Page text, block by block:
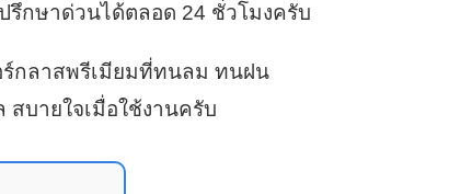
กษาด่วนได้ตลอด 24 ชั่วโมงครับ
ร์กลาสพรีเมียมที่ทนลม ทนฝน
สบายใจเมื่อใช้งานครับ